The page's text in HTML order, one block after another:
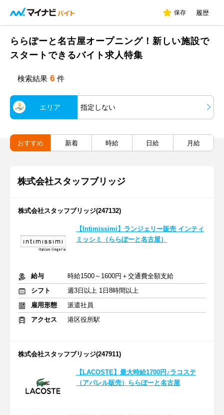
保存 履歴
ららぽーと名古屋オープニング！新しい施設で
スタートできるバイト求人特集
検索結果 6 件
エリア 指定しない
おすすめ 新着 時給 日給 月給
株式会社スタッフブリッジ
株式会社スタッフブリッジ(247132)
【Intimissimi】ランジェリー販売 インティ
ミッシミ（ららぽーと名古屋）
給与
時給1500～1600円＋交通費全額支給
シフト
週3日以上 1日8時間以上
雇用形態
派遣社員
アクセス
港区役所駅
株式会社スタッフブリッジ(247911)
【LACOSTE】最大時給1700円♪ラコステ
（アパレル販売）ららぽーと名古屋